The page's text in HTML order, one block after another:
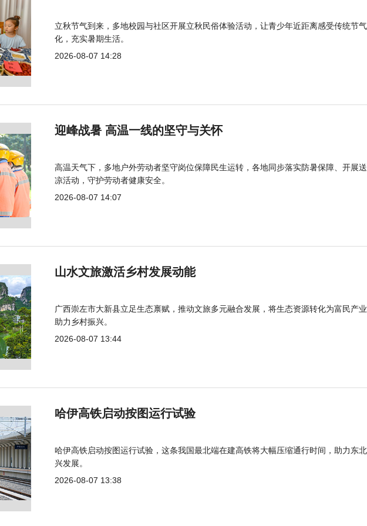
立秋节气到来，多地校园与社区开展立秋民俗体验活动，让青少年近距离感受传统节
化，充实暑期生活。
2026-08-07 14:28
迎峰战暑 高温一线的坚守与关怀
高温天气下，多地户外劳动者坚守岗位保障民生运转，各地同步落实防暑保障、开展
凉活动，守护劳动者健康安全。
2026-08-07 14:07
山水文旅激活乡村发展动能
广西崇左市大新县立足生态禀赋，推动文旅多元融合发展，将生态资源转化为富民产
助力乡村振兴。
2026-08-07 13:44
哈伊高铁启动按图运行试验
哈伊高铁启动按图运行试验，这条我国最北端在建高铁将大幅压缩通行时间，助力东
兴发展。
2026-08-07 13:38